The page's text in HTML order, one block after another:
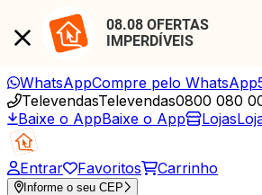
08.08 OFERTAS
IMPERDÍVEIS
WhatsAppCompre pelo WhatsApp
TelevendasTelevendas0800 080
Baixe o AppBaixe o App Lojas
Entrar Favoritos Carrinho
Informe o seu CEP